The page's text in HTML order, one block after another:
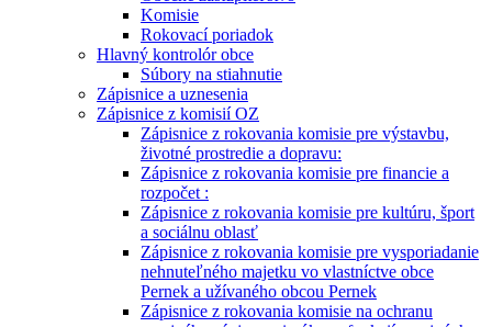
Komisie
Rokovací poriadok
Hlavný kontrolór obce
Súbory na stiahnutie
Zápisnice a uznesenia
Zápisnice z komisií OZ
Zápisnice z rokovania komisie pre výstavbu,
životné prostredie a dopravu:
Zápisnice z rokovania komisie pre financie a
rozpočet :
Zápisnice z rokovania komisie pre kultúru, šport
a sociálnu oblasť
Zápisnice z rokovania komisie pre vysporiadanie
nehnuteľného majetku vo vlastníctve obce
Pernek a užívaného obcou Pernek
Zápisnice z rokovania komisie na ochranu